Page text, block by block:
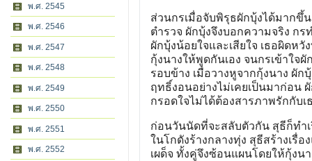
พ.ศ. 2545
พ.ศ. 2546
พ.ศ. 2547
พ.ศ. 2548
พ.ศ. 2549
พ.ศ. 2550
พ.ศ. 2551
พ.ศ. 2552
ส่วนกรเมื่อจับพิรุธผักบุ้งได้มากขึ้
ตำรวจ ผักบุ้งจึงบอกความจริง ก
ผักบุ้งน้อยใจและเสียใจ เธอผิดห
กุ้งนางให้พูดกันเอง จนกรเข้าใจ
รอบข้าง เมื่อวางหูจากกุ้งนาง ผัก
ฤทธิ์งอนอย่างไม่เคยเป็นมาก่อน
กรอดใจไม่ได้ต้องสารภาพรักกับเ
ก่อนวันนัดที่จะสลับตัวกัน สุธีก็ทำเ
ในโกดังร้างกลางทุ่ง สุธีสร้างเรื่
เผด็จ ทั้งคู่จึงซ้อนแผนโดยให้กุ้งน